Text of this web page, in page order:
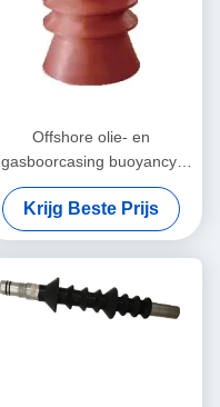
Offshore olie- en
gasboorcasing buoyancy-
systeem met ja modulair
ontwerp
Krijg Beste Prijs